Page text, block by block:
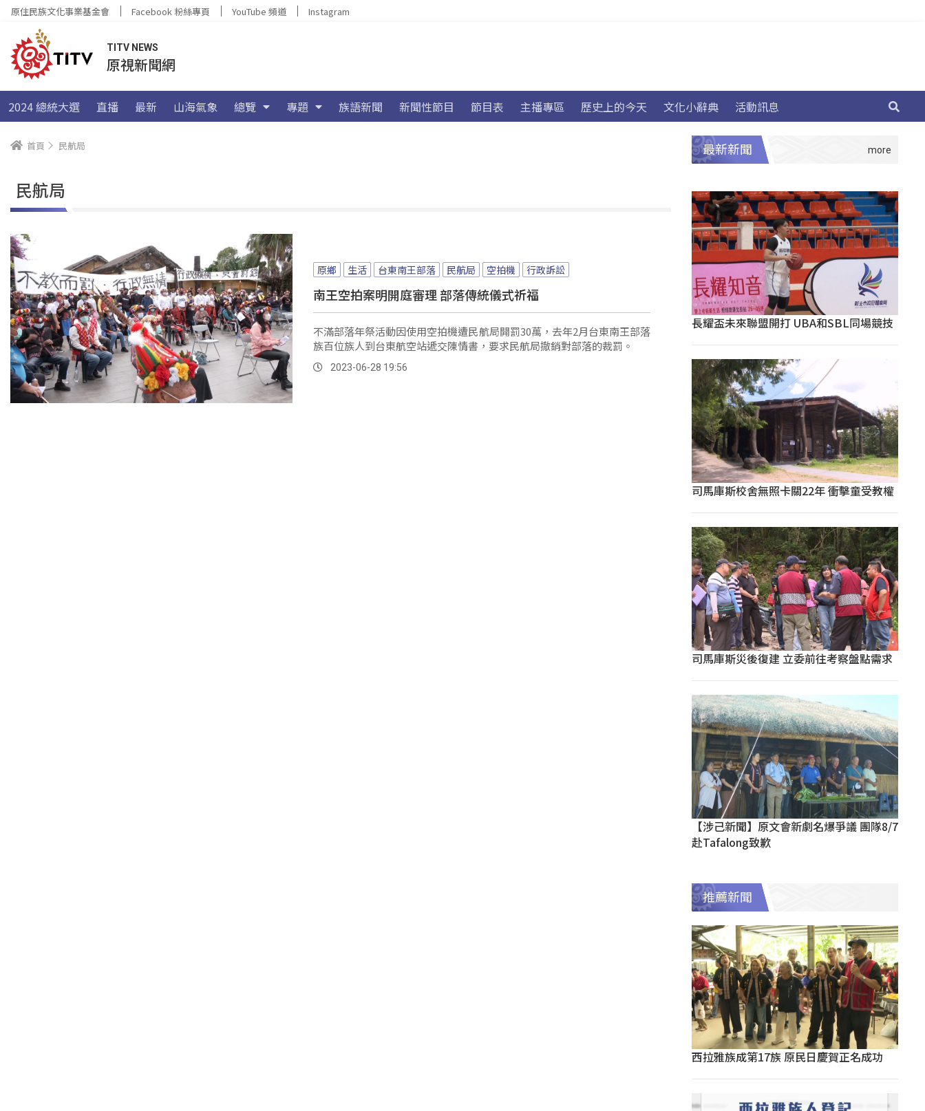
原住民族文化事業基金會 Facebook 粉絲專頁 YouTube 頻道 Instagram
TITV NEWS
原視新聞網
2024 總統大選 直播 最新 山海氣象 總覽 專題 族語新聞 新聞性節目 節目表 主播專區 歷史上的今天 文化小辭典 活動訊息
首頁 民航局
民航局
原鄉 生活 台東南王部落 民航局 空拍機 行政訴訟
南王空拍案明開庭審理 部落傳統儀式祈福
不滿部落年祭活動因使用空拍機遭民航局開罰30萬，去年2月台東南王部落
族百位族人到台東航空站遞交陳情書，要求民航局撤銷對部落的裁罰。
2023-06-28 19:56
最新新聞
長耀盃未來聯盟開打 UBA和SBL同場競技
司馬庫斯校舍無照卡關22年 衝擊童受教權
司馬庫斯災後復建 立委前往考察盤點需求
【涉己新聞】原文會新劇名爆爭議 團隊8/7
赴Tafalong致歉
推薦新聞
西拉雅族成第17族 原民日慶賀正名成功